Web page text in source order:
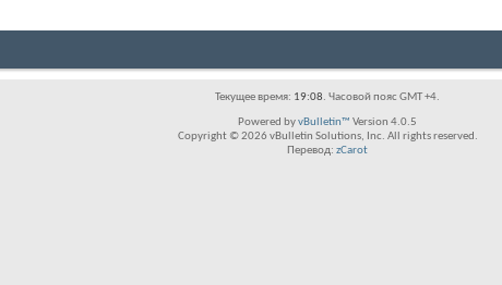
Текущее время: 19:08. Часовой пояс GMT +4.
Powered byvBulletin™ Version 4.0.5
Copyright © 2026 vBulletin Solutions, Inc. All rights reserved.
Перевод: zCarot